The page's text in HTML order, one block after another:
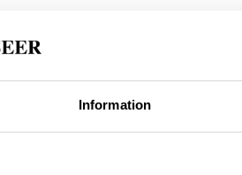
Information
80A8-1444115E6A89
CC0.